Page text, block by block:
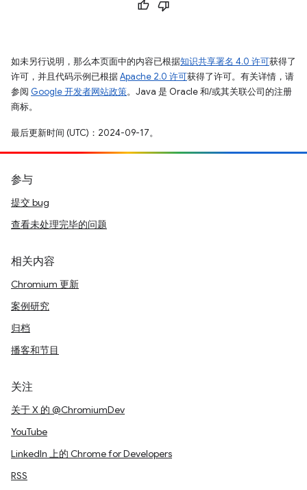
如未另行说明，那么本页面中的内容已根据知识共享署名 4.0 许可获得了
许可，并且代码示例已根据Apache 2.0 许可获得了许可。有关详情，请
参阅 Google 开发者网站政策。Java 是 Oracle 和/或其关联公司的注册
商标。
最后更新时间 (UTC)：2024-09-17。
参与
提交 bug
查看未处理完毕的问题
相关内容
Chromium 更新
案例研究
归档
播客和节目
关注
关于 X 的 @ChromiumDev
YouTube
LinkedIn 上的 Chrome for Developers
RSS